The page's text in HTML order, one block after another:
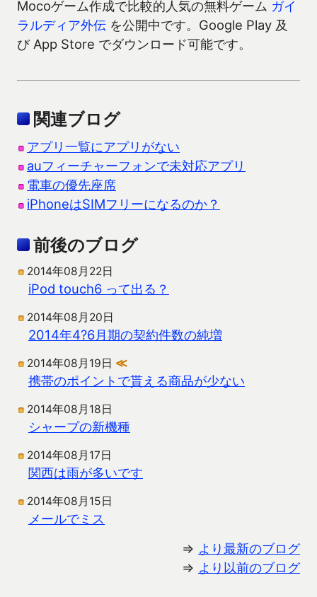
Mocoゲーム作成で比較的人気の無料ゲーム ガイ
ラルディア外伝 を公開中です。Google Play 及
び App Store でダウンロード可能です。
関連ブログ
アプリ一覧にアプリがない
auフィーチャーフォンで未対応アプリ
電車の優先座席
iPhoneはSIMフリーになるのか？
前後のブログ
2014年08月22日
iPod touch6 って出る？
2014年08月20日
2014年4?6月期の契約件数の純増
2014年08月19日 ≪
携帯のポイントで貰える商品が少ない
2014年08月18日
シャープの新機種
2014年08月17日
関西は雨が多いです
2014年08月15日
メールでミス
⇒ より最新のブログ
⇒ より以前のブログ